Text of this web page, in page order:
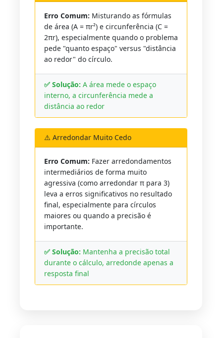
Erro Comum: Misturando as fórmulas
de área (A = πr²) e circunferência (C =
2πr), especialmente quando o problema
pede "quanto espaço" versus "distância
ao redor" do círculo.
✅ Solução: A área mede o espaço
interno, a circunferência mede a
distância ao redor
⚠️ Arredondar Muito Cedo
Erro Comum: Fazer arredondamentos
intermediários de forma muito
agressiva (como arredondar π para 3)
leva a erros significativos no resultado
final, especialmente para círculos
maiores ou quando a precisão é
importante.
✅ Solução: Mantenha a precisão total
durante o cálculo, arredonde apenas a
resposta final